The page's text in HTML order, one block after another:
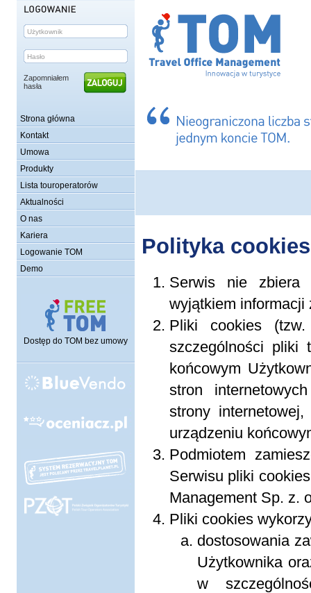
Zapomniałem
hasła
Strona główna
Kontakt
Umowa
Produkty
Lista touroperatorów
Aktualności
O nas
Kariera
Logowanie TOM
Demo
Dostęp do TOM bez umowy
Polityka cookies
Serwis nie zbiera
wyjątkiem informacji
Pliki cookies (tzw.
szczególności pliki
końcowym
stron
strony
urządzeniu
Podmiotem
Serwisu pliki
Management Sp. z.
Pliki cookies
dostosowania
Użytkownika
w